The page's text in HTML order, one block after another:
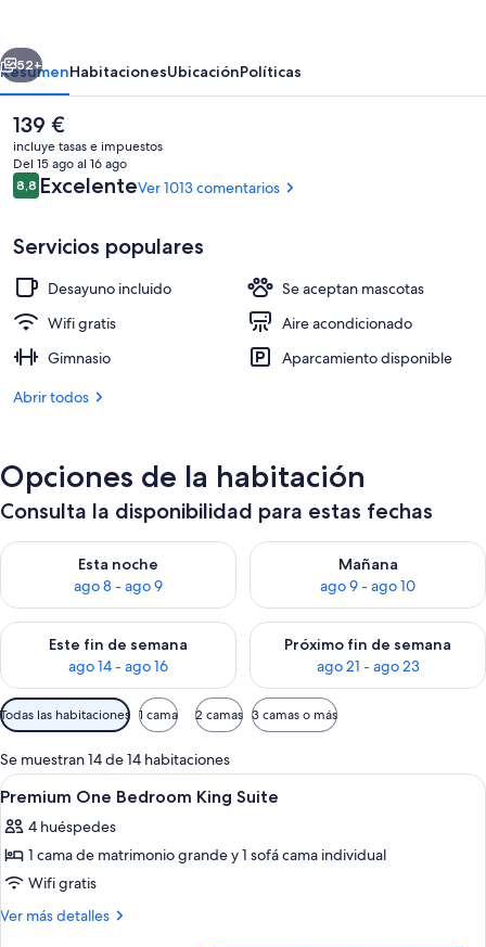
Washington,
D.C.
Downtown
Vestíbulo
Siguiente
52+
ResumenHabitacionesUbicaciónPolíticas
El
precio
actual
es
de
139 €
incluye tasas e impuestos
Del 15 ago al 16 ago
Comentarios
8,88,8 de 10
ExcelenteVer 1013 comentarios
Servicios populares
Desayuno incluido
Se aceptan mascotas
Wifi gratis
Aire acondicionado
Gimnasio
Aparcamiento disponible
Abrir todos
Opciones de la habitación
Consulta la disponibilidad para estas fechas
Esta noche
ago 8 - ago 9
Consulta la disponibilidad para esta noche, ago 8 - ago 9
Mañana
ago 9 - ago 10
Consulta la disponibilidad
Este fin de semana
ago 14 - ago 16
Consulta la disponibilidad para este fin de semana, ago 14 -
Próximo fin de semana
ago 21 - ago 23
Consulta la disponibilidad
Filtros
disponibles
para
las
habitaciones
Todas las habitaciones 1 cama 2 camas 3 camas o más
Se muestran 14 de 14 habitaciones
Abrir
todas
las
fotos
de
Premium
Caja fuerte, escritorio, espacio para
6
Premium One Bedroom King Suite
4 huéspedes
1 cama de matrimonio grande y 1 sofá cama individual
Wifi gratis
Ver más detalles
Más